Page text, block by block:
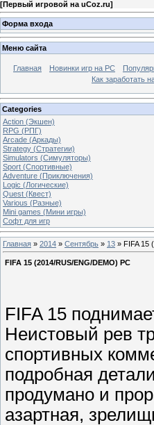
[Первый игровой на uCoz.ru]
Форма входа
Меню сайта
Главная Новинки игр на PC
Как заработать
Categories
Action (Экшен)
RPG (РПГ)
Arcade (Аркады)
Strategy (Стратегии)
Simulators (Симуляторы)
Sport (Спортивные)
Adventure (Приключения)
Logic (Логические)
Quest (Квест)
Various (Разные)
Mini games (Мини игры)
Софт для игр
Главная » 2014 » Сентябрь » 13 » FIFA 15
FIFA 15 (2014/RUS/ENG/DEMO) PC
FIFA 15
Неистовый рев
спортивных
подробная
продумано и
азартная,